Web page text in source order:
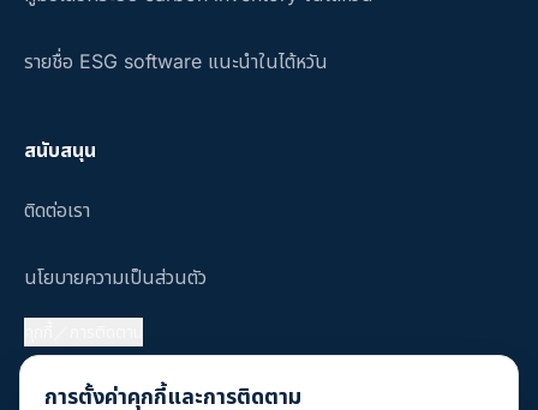
รายชื่อ ESG software แนะนำในไต้หวัน
สนับสนุน
ติดต่อเรา
นโยบายความเป็นส่วนตัว
คำถามที่พบบ่อย
การตั้งค่าคุกกี้และการติดตาม